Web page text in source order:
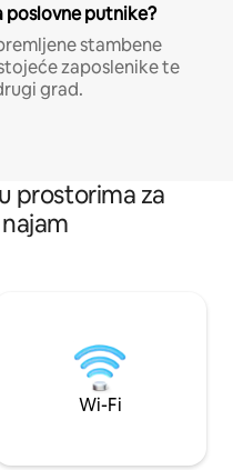
poslovne putnike?
stambene
zaposlenike te
grad.
prostorima za
Wi-Fi